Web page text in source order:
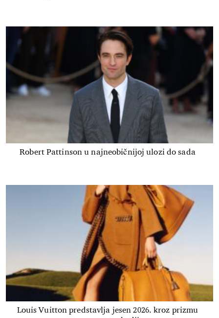
Robert Pattinson u najneobičnijoj ulozi do sada
Louis Vuitton predstavlja jesen 2026. kroz prizmu